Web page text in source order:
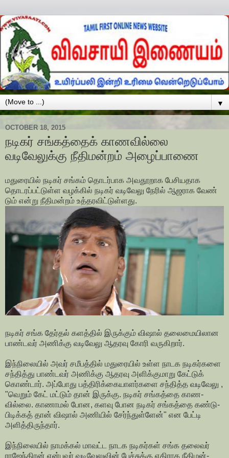
▼
OCTOBER 18, 2015
நடிகர் சங்கத்தைக் காணவில்லை
வடிவேலுக்கு நீதிமன்றம் அழைப்பாணை
மது­ரையில் நடிகர் சங்கம் தொடர்­பாக அவ­தூ­றாக பேசி­ய­தாக
தொட­ரப்­பட்­டுள்ள வழக்கில் நடிகர் வடி­வேலு நேரில் ஆஜ­ராக வேண்
டும் என்று நீதி­மன்றம் உத்­த­ர­வி­ட்­டுள்­ளது.
நடிகர் சங்க தேர்தல் களத்தில் இருக்கும் விஷால் தலை­மை­யி­லான
பாண்­டவர் அணிக்கு வடி­வேலு ஆத­ரவு கோரி வரு­கிறார்.
இந்­நி­லையில் அவர் சமீ­பத்தில் மது­ரையில் உள்ள நாடக நடி­கர்­களை
சந்­தித்து பாண்­டவர் அணிக்கு ஆத­ரவு அளிக்­கு­மாறு கேட்டுக்
கொண்டார். அப்­போது பத்­தி­ரிக்­கை­யா­ளர்­களை சந்­தித்த வடி­வேலு ,
"வெறும் கேட் மட்டும் தான் இருக்கு. நடிகர் சங்­கத்தை காண­
வில்லை. காணாமல் போன, களவு போன நடிகர் சங்­கத்தை கண்­டு­
பி­டிக்கத் தான் விஷால் அணியில் சேர்ந்­துள்ளேன்" என பேட்டி
அளித்­தி­ருந்தார்.
இந்­நி­லையில் நாமக்கல் மாவட்ட நாடக நடி­கர்கள் சங்க தலைவர்
ராஜேந்­திரன் என்­பவர் வடி­வே­லுவின் பேச்­சுக்கு எதி­ராக நீதி­மன்­